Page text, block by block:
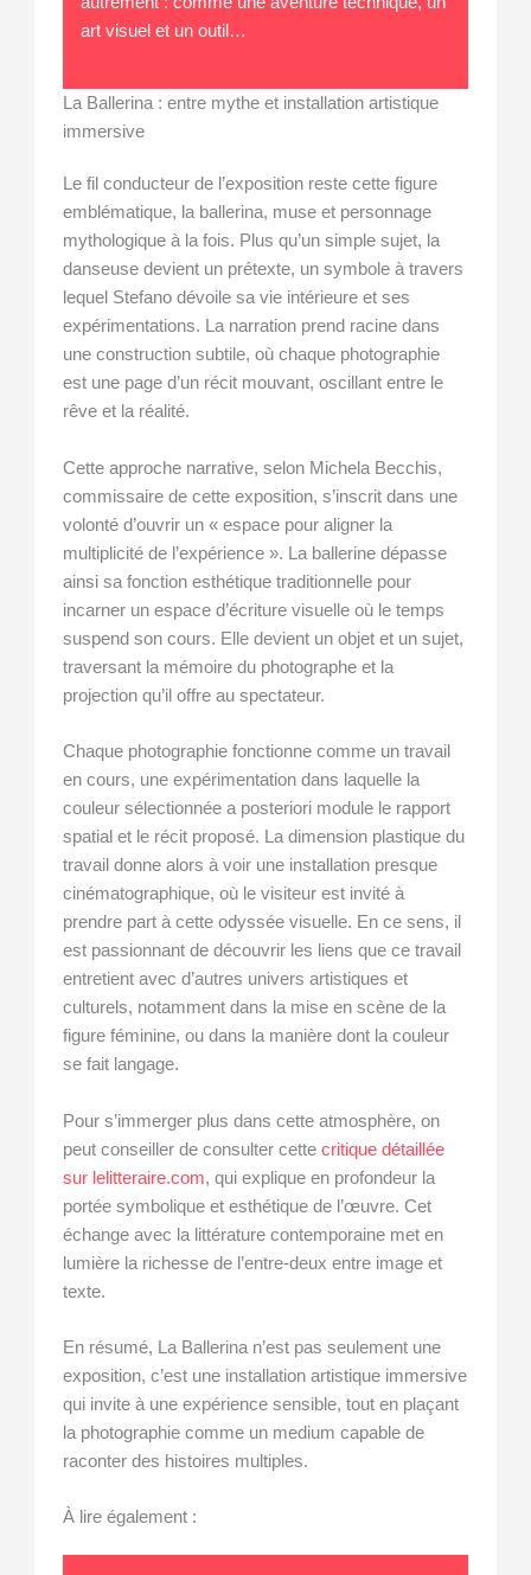
art visuel et un outil…
La Ballerina : entre mythe et installation artistique
immersive
Le fil conducteur de l’exposition reste cette figure
emblématique, la ballerina, muse et personnage
mythologique à la fois. Plus qu’un simple sujet, la
danseuse devient un prétexte, un symbole à travers
lequel Stefano dévoile sa vie intérieure et ses
expérimentations. La narration prend racine dans
une construction subtile, où chaque photographie
est une page d’un récit mouvant, oscillant entre le
rêve et la réalité.
Cette approche narrative, selon Michela Becchis,
commissaire de cette exposition, s’inscrit dans une
volonté d’ouvrir un « espace pour aligner la
multiplicité de l’expérience ». La ballerine dépasse
ainsi sa fonction esthétique traditionnelle pour
incarner un espace d’écriture visuelle où le temps
suspend son cours. Elle devient un objet et un sujet,
traversant la mémoire du photographe et la
projection qu’il offre au spectateur.
Chaque photographie fonctionne comme un travail
en cours, une expérimentation dans laquelle la
couleur sélectionnée a posteriori module le rapport
spatial et le récit proposé. La dimension plastique du
travail donne alors à voir une installation presque
cinématographique, où le visiteur est invité à
prendre part à cette odyssée visuelle. En ce sens, il
est passionnant de découvrir les liens que ce travail
entretient avec d’autres univers artistiques et
culturels, notamment dans la mise en scène de la
figure féminine, ou dans la manière dont la couleur
se fait langage.
Pour s’immerger plus dans cette atmosphère, on
peut conseiller de consulter cettecritique détaillée
sur lelitteraire.com, qui explique en profondeur la
portée symbolique et esthétique de l’œuvre. Cet
échange avec la littérature contemporaine met en
lumière la richesse de l’entre-deux entre image et
texte.
En résumé, La Ballerina n’est pas seulement une
exposition, c’est une installation artistique immersive
qui invite à une expérience sensible, tout en plaçant
la photographie comme un medium capable de
raconter des histoires multiples.
À lire également :